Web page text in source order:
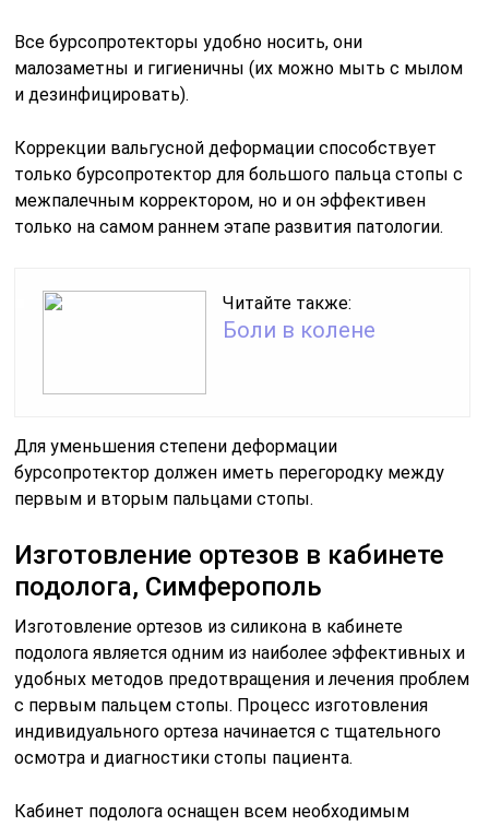
Все бурсопротекторы удобно носить, они
малозаметны и гигиеничны (их можно мыть с мылом
и дезинфицировать).
Коррекции вальгусной деформации способствует
только бурсопротектор для большого пальца стопы с
межпалечным корректором, но и он эффективен
только на самом раннем этапе развития патологии.
Читайте также:
Боли в колене
Для уменьшения степени деформации
бурсопротектор должен иметь перегородку между
первым и вторым пальцами стопы.
Изготовление ортезов в кабинете
подолога, Симферополь
Изготовление ортезов из силикона в кабинете
подолога является одним из наиболее эффективных и
удобных методов предотвращения и лечения проблем
с первым пальцем стопы. Процесс изготовления
индивидуального ортеза начинается с тщательного
осмотра и диагностики стопы пациента.
Кабинет подолога оснащен всем необходимым